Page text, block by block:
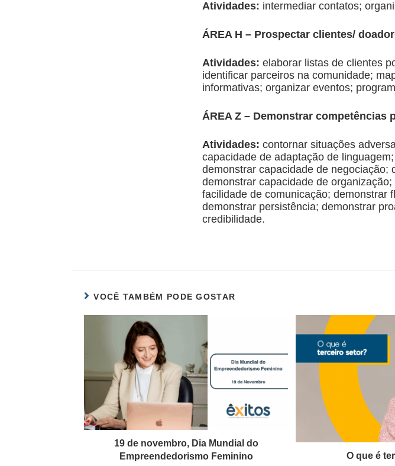
Atividades: intermediar contatos;
ÁREA H – Prospectar clientes/
Atividades: elaborar listas de clientes
identificar parceiros na comunidade;
informativas; organizar eventos;
ÁREA Z – Demonstrar competências
Atividades: contornar situações
capacidade de adaptação de
demonstrar capacidade de negociação;
demonstrar capacidade de
facilidade de comunicação; demonstrar
demonstrar persistência; demonstrar
credibilidade.
VOCÊ TAMBÉM PODE GOSTAR
19 de novembro, Dia Mundial do
Empreendedorismo Feminino
O que é